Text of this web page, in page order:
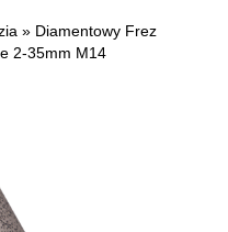
» Diamentowy Frez
2-35mm M14